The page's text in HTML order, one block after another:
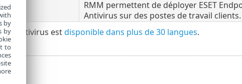
RMM permettent de déployer ESET
Antivirus sur des postes de travail clients.
Antivirus estdisponible dans plus de 30 langues.
by
by
to